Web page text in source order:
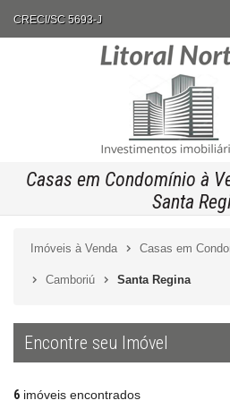
CRECI/SC 5693-J
Casas em Condomínio à
Santa
Imóveis à Venda Casas em
Camboriú Santa Regina
Encontre seu Imóvel
6 imóveis encontrados